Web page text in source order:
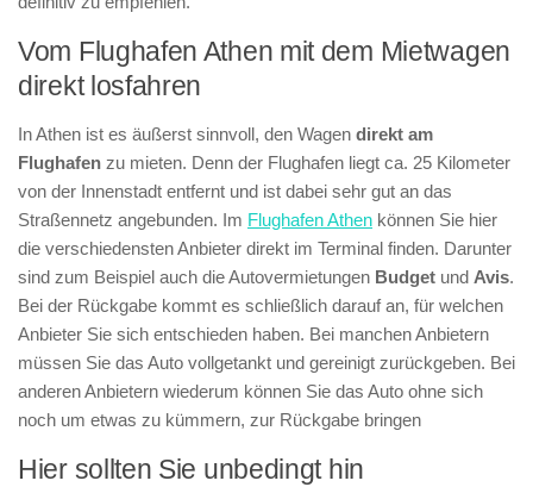
Vom Flughafen Athen mit dem Mietwagen
direkt losfahren
In Athen ist es äußerst sinnvoll, den Wagen direkt am
Flughafen zu mieten. Denn der Flughafen liegt ca. 25 Kilometer
von der Innenstadt entfernt und ist dabei sehr gut an das
Straßennetz angebunden. Im Flughafen Athen können Sie hier
die verschiedensten Anbieter direkt im Terminal finden. Darunter
sind zum Beispiel auch die Autovermietungen Budget und Avis.
Bei der Rückgabe kommt es schließlich darauf an, für welchen
Anbieter Sie sich entschieden haben. Bei manchen Anbietern
müssen Sie das Auto vollgetankt und gereinigt zurückgeben. Bei
anderen Anbietern wiederum können Sie das Auto ohne sich
noch um etwas zu kümmern, zur Rückgabe bringen
Hier sollten Sie unbedingt hin